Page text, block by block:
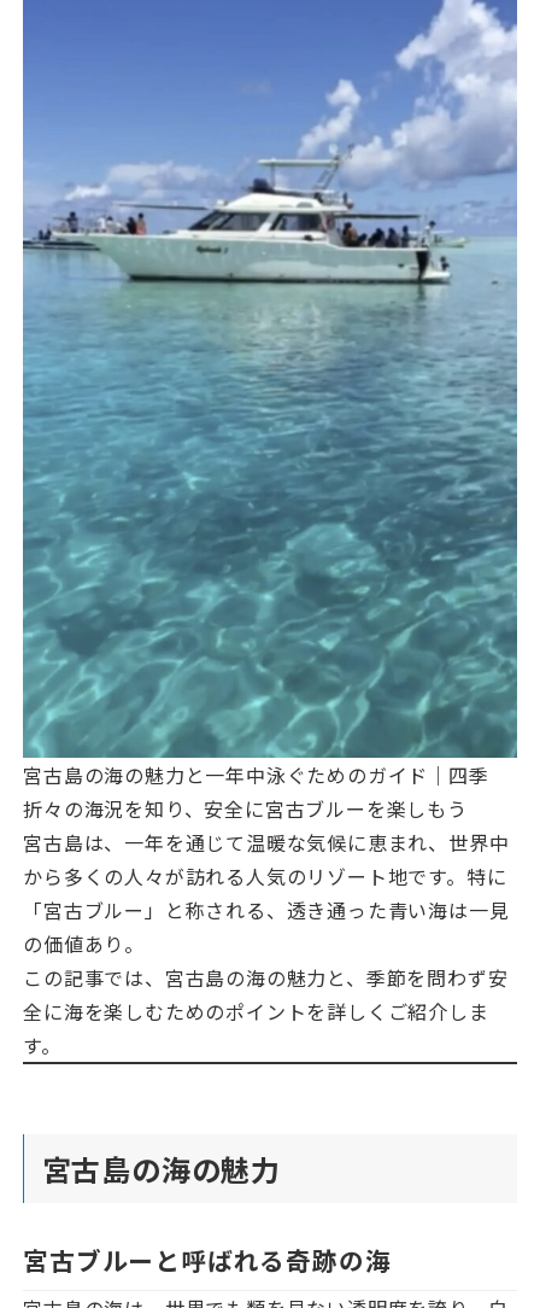
宮古島の海の魅力と一年中泳ぐためのガイド｜四季
折々の海況を知り、安全に宮古ブルーを楽しもう
宮古島は、一年を通じて温暖な気候に恵まれ、世界中
から多くの人々が訪れる人気のリゾート地です。特に
「宮古ブルー」と称される、透き通った青い海は一見
の価値あり。
この記事では、宮古島の海の魅力と、季節を問わず安
全に海を楽しむためのポイントを詳しくご紹介しま
す。
宮古島の海の魅力
宮古ブルーと呼ばれる奇跡の海